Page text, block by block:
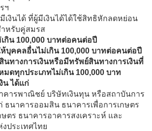
ฯ
เงินได้ ที่ผู้มีเงินได้ได้ใช้สิทธิหักลดหย่อน
ำหรับคู่สมรส
กิน 100,000 บาทต่อคนต่อปี
ห้บุคคลอื่นไม่เกิน 100,000 บาทต่อคนต่อปี
นทางการเงินหรือมีทรัพย์สินทางการเงินที่
ดทุกประเภทไม่เกิน 100,000 บาท
น ได้แก่
คารพาณิชย์ บริษัทเงินทุน หรือสถาบันการ
ธนาคารออมสิน ธนาคารเพื่อการเกษตร
ตร ธนาคารอาคารสงเคราะห์ และ
ประเทศไทย